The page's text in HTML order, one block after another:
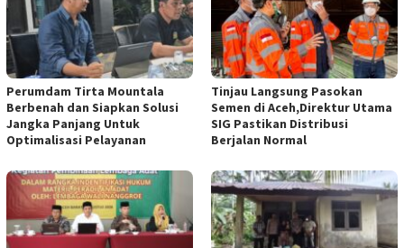
Perumdam Tirta Mountala
Berbenah dan Siapkan Solusi
Jangka Panjang Untuk
Optimalisasi Pelayanan
Tinjau Langsung Pasokan
Semen di Aceh,Direktur Utama
SIG Pastikan Distribusi
Berjalan Normal